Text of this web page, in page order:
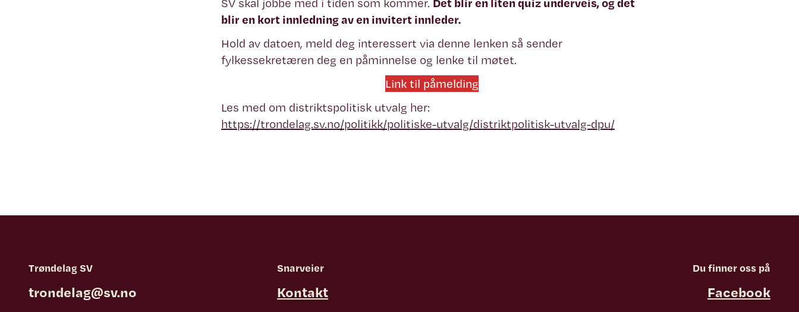
SV skal jobbe med i tiden som kommer. Det blir en liten quiz underveis, og det
blir en kort innledning av en invitert innleder.
Hold av datoen, meld deg interessert via denne lenken så sender
fylkessekretæren deg en påminnelse og lenke til møtet.
Link til påmelding
Les med om distriktspolitisk utvalg her:
https://trondelag.sv.no/politikk/politiske-utvalg/distriktpolitisk-utvalg-dpu/
Trøndelag SV
trondelag@sv.no
Snarveier
Kontakt
Du finner oss på
Facebook